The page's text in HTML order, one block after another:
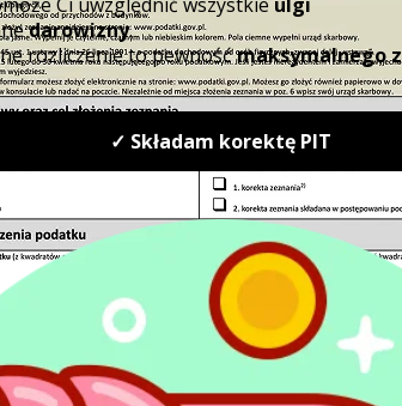
w odniesieniu do dochodów
o jego rozliczeniu w
kwietnia 2027 roku.W sytuacji,
pracy, krańcowym terminem na
roboczy.
Co to oznacza dla
Według aktualnego brzmienia
powstaje również wobec osób,
posiadają
dochody z zagranicy,
opodatkowaniu w Polsce - z